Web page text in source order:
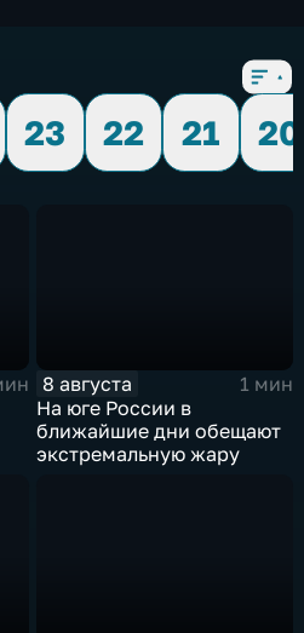
23 22 21
20
8 августа
1 мин
На юге России в
ближайшие дни обещают
экстремальную жару